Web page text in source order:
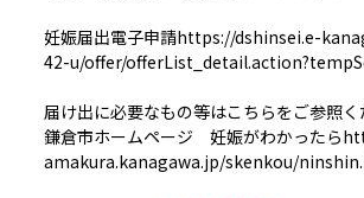
妊娠届出電子申請https://dshinsei.e-
42-u/offer/
届け出に必要なもの等はこちらをご参照く
鎌倉市ホームページ 妊娠がわかったら
amakura.kanagawa.jp/skenkou/